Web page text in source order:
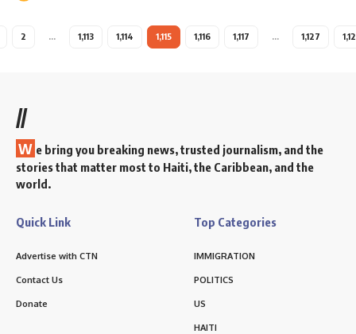
2 … 1,113 1,114 1,115 1,116 1,117 … 1,127
//
W e bring you breaking news, trusted journalism, and the
stories that matter most to Haiti, the Caribbean, and the
world.
Quick Link
Advertise with CTN
Contact Us
Donate
Top Categories
IMMIGRATION
POLITICS
US
HAITI